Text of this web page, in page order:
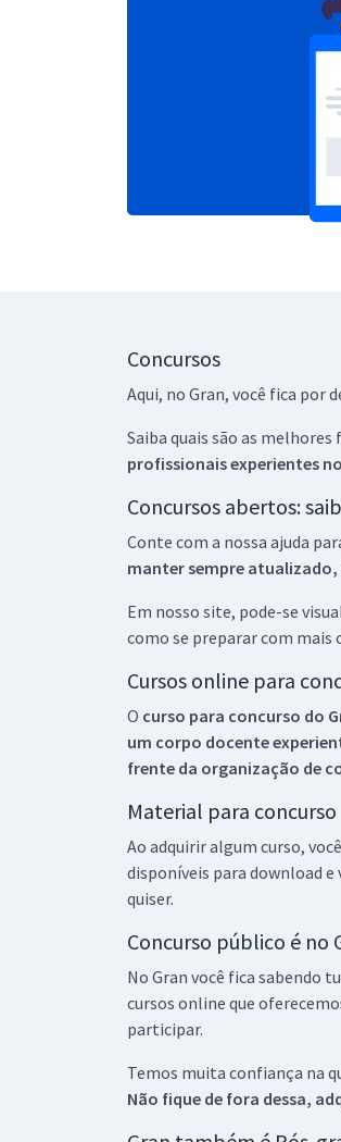
Concursos
Aqui, no Gran, você fica por
Saiba quais são as melhores
profissionais experientes
Concursos abertos:
Conte com a nossa ajuda
manter sempre atualizado,
Em nosso site, pode-se
como se preparar com mais
Cursos online para
O curso para concurso do
um corpo docente
frente da organização de
Material para concurso
Ao adquirir algum curso,
disponíveis para download
quiser.
Concurso público é no
No Gran você fica sabendo
cursos online que
participar.
Temos muita confiança na
Não fique de fora dessa,